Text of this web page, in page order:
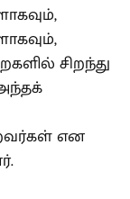
சிறந்து
என